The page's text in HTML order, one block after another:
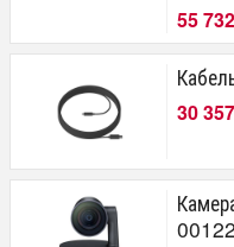
55 732
30 357